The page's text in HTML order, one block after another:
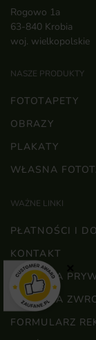
Rogowo 1a
63-840 Krobia
woj. wielkopolskie
NASZE PRODUKTY
FOTOTAPETY
OBRAZY
PLAKATY
WŁASNA
WAŻNE LINKI
PŁATNOŚCI I
KONTAKT
POLITYKA
POLITYKA
FORMULARZ